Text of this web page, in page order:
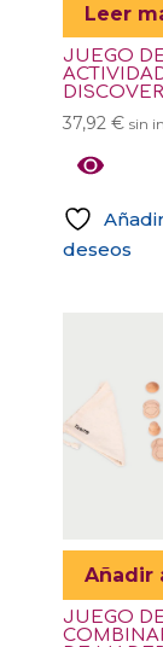
Leer
JUEGO
37,92 € sin
deseos
Añadir
JUEGO